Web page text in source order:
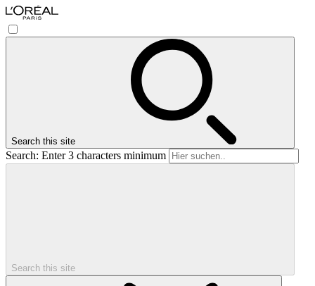
Search this site
Search: Enter 3 characters minimum
Search this site